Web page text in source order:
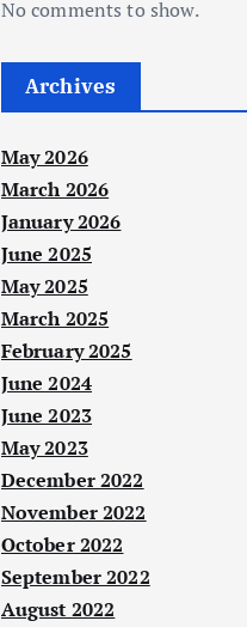
No comments to show.
Archives
May 2026
March 2026
January 2026
June 2025
May 2025
March 2025
February 2025
June 2024
June 2023
May 2023
December 2022
November 2022
October 2022
September 2022
August 2022